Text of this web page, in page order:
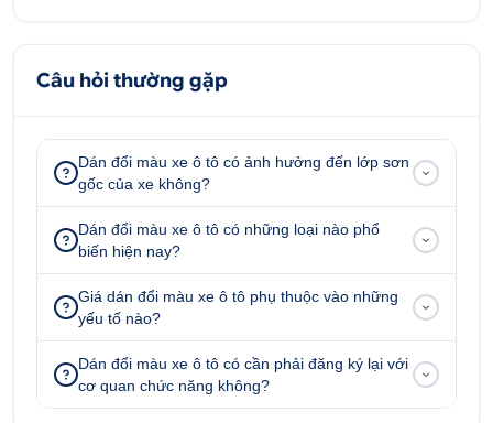
dán đổi màu
trầy xước do va chạm.
Câu hỏi thường gặp
Dán đổi màu xe ô tô có ảnh hưởng đến lớp sơn
gốc của xe không?
Dán đổi màu xe ô tô có những loại nào phổ
biến hiện nay?
Giá dán đổi màu xe ô tô phụ thuộc vào những
yếu tố nào?
Dán đổi màu xe ô tô có cần phải đăng ký lại với
cơ quan chức năng không?